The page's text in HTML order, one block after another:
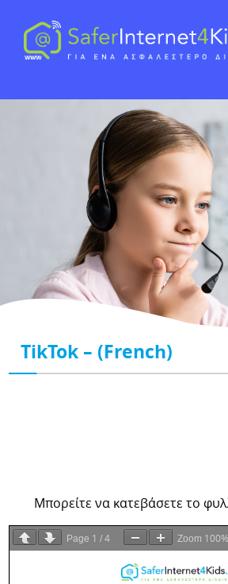
TikTok – (French)
Μπορείτε να κατεβάσετε το
Page 1 /4 Zoom 100%